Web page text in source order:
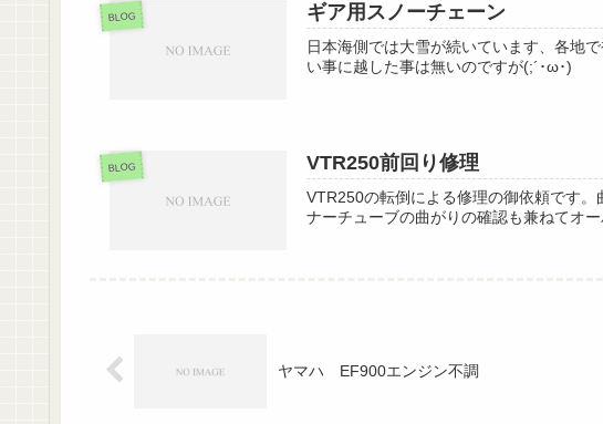
BLOG ギア用スノーチェーン
日本海側では大雪が続いています、各地
い事に越した事は無いのですが(;´･ω･)
BLOG VTR250前回り修理
VTR250の転倒による修理の御依頼です
ナーチューブの曲がりの確認も兼ねてオ
ヤマハ EF900エンジン不調